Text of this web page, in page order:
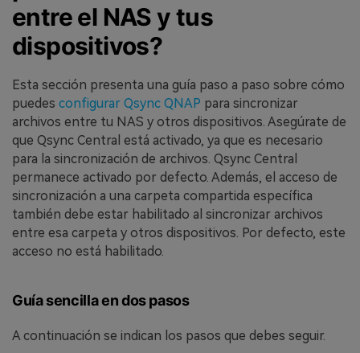
entre el NAS y tus
dispositivos?
Esta sección presenta una guía paso a paso sobre cómo
puedes configurar Qsync QNAP para sincronizar
archivos entre tu NAS y otros dispositivos. Asegúrate de
que Qsync Central está activado, ya que es necesario
para la sincronización de archivos. Qsync Central
permanece activado por defecto. Además, el acceso de
sincronización a una carpeta compartida específica
también debe estar habilitado al sincronizar archivos
entre esa carpeta y otros dispositivos. Por defecto, este
acceso no está habilitado.
Guía sencilla en dos pasos
A continuación se indican los pasos que debes seguir.